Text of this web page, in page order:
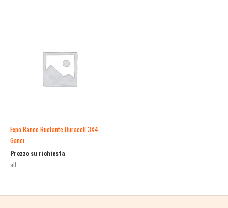
Expo Banco Ruotante Duracell 3X4
Ganci
Prezzo su richiesta
all